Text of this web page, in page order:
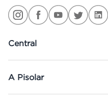
Central
A Pisolar